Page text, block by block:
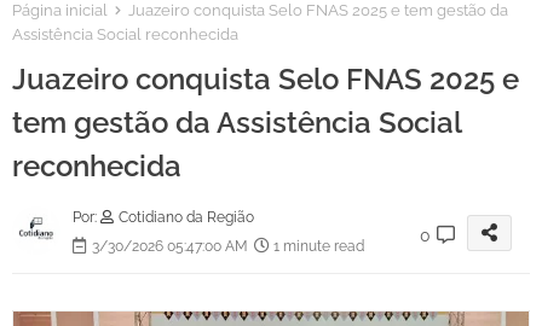
Página inicial
Juazeiro conquista Selo FNAS 2025 e tem gestão da
Assistência Social reconhecida
Juazeiro conquista Selo FNAS 2025 e
tem gestão da Assistência Social
reconhecida
Por:
Cotidiano da Região
3/30/2026 05:47:00 AM
1 minute read
0